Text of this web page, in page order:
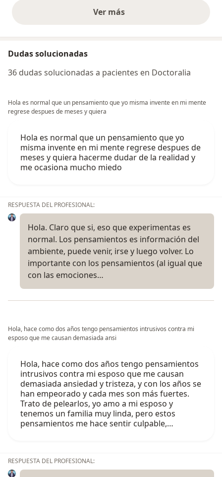
Ver másopiniones anteriores
Dudas solucionadas
36 dudas solucionadas a pacientes en Doctoralia
Hola es normal que un pensamiento que yo misma invente en mi mente
regrese despues de meses y quiera
Hola es normal que un pensamiento que yo
misma invente en mi mente regrese despues de
meses y quiera hacerme dudar de la realidad y
me ocasiona mucho miedo
RESPUESTA DEL PROFESIONAL:
Hola. Claro que si, eso que experimentas es
normal. Los pensamientos es información del
ambiente, puede venir, irse y luego volver. Lo
importante con los pensamientos (al igual que
con las emociones…
Hola, hace como dos años tengo pensamientos intrusivos contra mi
esposo que me causan demasiada ansi
Hola, hace como dos años tengo pensamientos
intrusivos contra mi esposo que me causan
demasiada ansiedad y tristeza, y con los años se
han empeorado y cada mes son más fuertes.
Trato de pelearlos, yo amo a mi esposo y
tenemos un familia muy linda, pero estos
pensamientos me hace sentir culpable,…
RESPUESTA DEL PROFESIONAL: